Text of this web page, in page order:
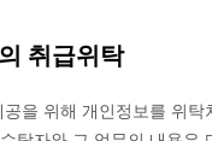
취급위탁
을 위해 개인정보를 위